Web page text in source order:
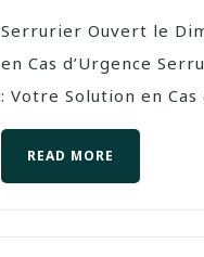
Serrurier Ouvert le
en Cas d’Urgence
: Votre Solution en Cas
READ MORE